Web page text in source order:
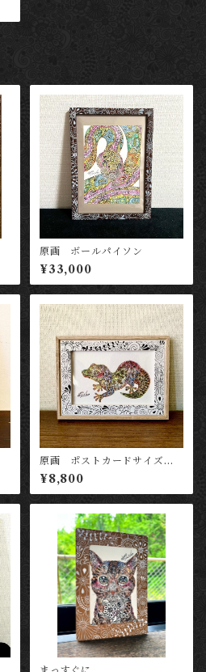
原画 ボールパイソン
¥33,000
原画 ポストカードサイズ
ちょこちょこ歩きのレオパさ
ん
¥8,800